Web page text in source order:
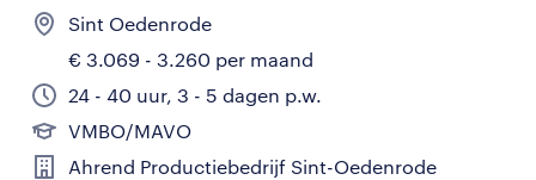
Sint Oedenrode
€ 3.069 - 3.260 per maand
24 - 40 uur, 3 - 5 dagen p.w.
VMBO/MAVO
Ahrend Productiebedrijf Sint-Oedenrode